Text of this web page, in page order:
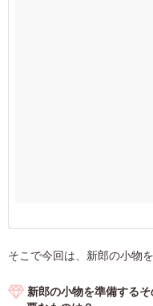
そこで今回は、新郎の小物
新郎の小物を準備する